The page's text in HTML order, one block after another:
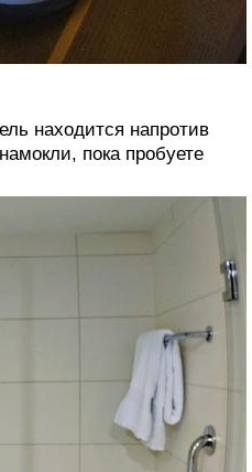
находится напротив
пока пробуете